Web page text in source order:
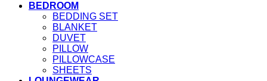
BEDROOM
BEDDING SET
BLANKET
DUVET
PILLOW
PILLOWCASE
SHEETS